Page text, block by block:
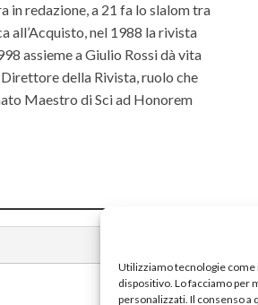
Utilizziamo tecnologie
dispositivo. Lo facciamo per
personalizzati. Il consenso a
in redazione, a 21 fa lo slalom tra
all’Acquisto, nel 1988 la rivista
assieme a Giulio Rossi dà vita
della Rivista, ruolo che
Maestro di Sci ad Honorem